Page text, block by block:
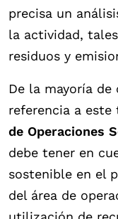
precisa un
la actividad,
residuos y
De la mayoría de
referencia a este
de Operaciones
debe tener en
sostenible en el
del área de